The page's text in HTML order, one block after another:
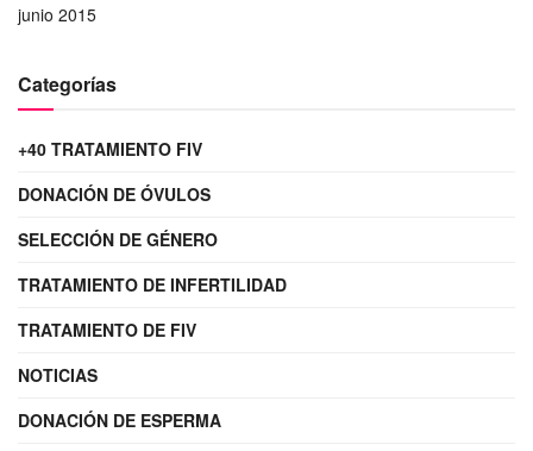
junio 2015
Categorías
+40 TRATAMIENTO FIV
DONACIÓN DE ÓVULOS
SELECCIÓN DE GÉNERO
TRATAMIENTO DE INFERTILIDAD
TRATAMIENTO DE FIV
NOTICIAS
DONACIÓN DE ESPERMA